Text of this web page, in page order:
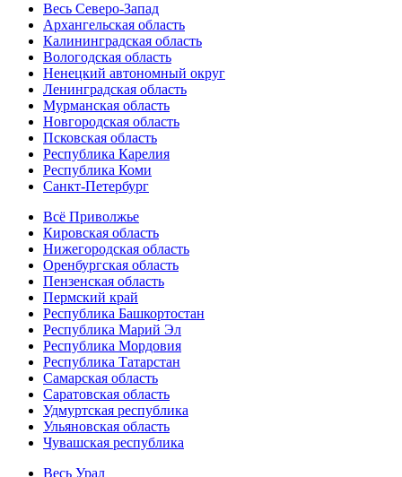
Весь Северо-Запад
Архангельская область
Калининградская область
Вологодская область
Ненецкий автономный округ
Ленинградская область
Мурманская область
Новгородская область
Псковская область
Республика Карелия
Республика Коми
Санкт-Петербург
Всё Приволжье
Кировская область
Нижегородская область
Оренбургская область
Пензенская область
Пермский край
Республика Башкортостан
Республика Марий Эл
Республика Мордовия
Республика Татарстан
Самарская область
Саратовская область
Удмуртская республика
Ульяновская область
Чувашская республика
Весь Урал